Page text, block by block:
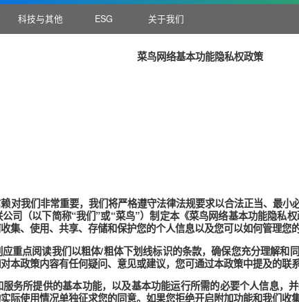
物流 科技与其他 ESG
菜鸟网络基本功能隐私
的信赖对我们非常重要，我们将严格遵守法律法规要求以
如何收集、使用、共享、存储和保护您的个人信息以及您
特别应重点阅读我们以粗体/粗体下划线标识的条款，确
。如对本政策内容有任何疑问、意见或建议，您可通过本